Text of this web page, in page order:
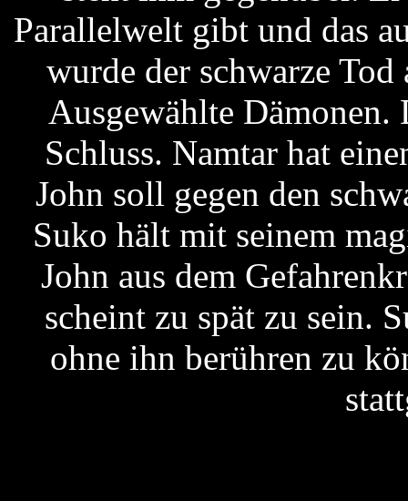
Parallelwelt gibt und das
wurde der schwarze
Ausgewählte
Schluss. Namtar hat
John soll gegen den
Suko hält mit seinem
John aus dem
scheint zu spät zu sein.
ohne ihn berühren zu